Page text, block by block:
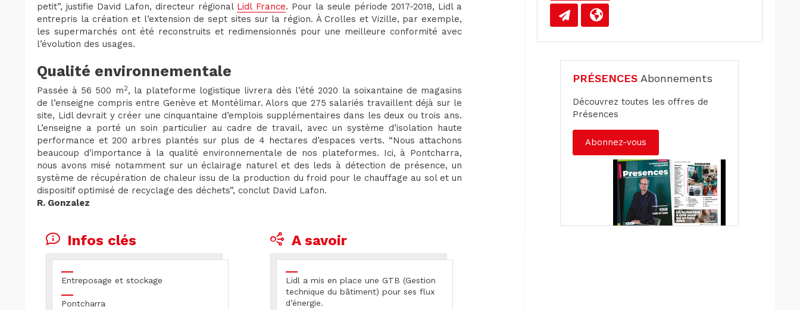
petit”, justifie David Lafon, directeur régional Lidl France. Pour la seule période 2017-2018, Lidl a
entrepris la création et l’extension de sept sites sur la région. À Crolles et Vizille, par exemple,
les supermarchés ont été reconstruits et redimensionnés pour une meilleure conformité avec
l’évolution des usages.
Qualité environnementale
Passée à 56 500 m2, la plateforme logistique livrera dès l’été 2020 la soixantaine de magasins
de l’enseigne compris entre Genève et Montélimar. Alors que 275 salariés travaillent déjà sur le
site, Lidl devrait y créer une cinquantaine d’emplois supplémentaires dans les deux ou trois ans.
L’enseigne a porté un soin particulier au cadre de travail, avec un système d’isolation haute
performance et 200 arbres plantés sur plus de 4 hectares d’espaces verts. “Nous attachons
beaucoup d’importance à la qualité environnementale de nos plateformes. Ici, à Pontcharra,
nous avons misé notamment sur un éclairage naturel et des leds à détection de présence, un
système de récupération de chaleur issu de la production du froid pour le chauffage au sol et un
dispositif optimisé de recyclage des déchets”, conclut David Lafon.
R. Gonzalez
Infos clés
Entreposage et stockage
Pontcharra
A savoir
Lidl a mis en place une GTB (Gestion
technique du bâtiment) pour ses flux
d’énergie.
PRÉSENCES Abonnements
Découvrez toutes les offres de
Présences
Abonnez-vous